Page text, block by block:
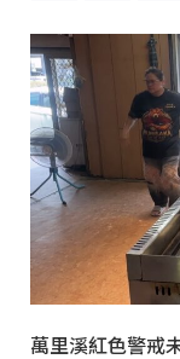
萬里溪紅色警戒